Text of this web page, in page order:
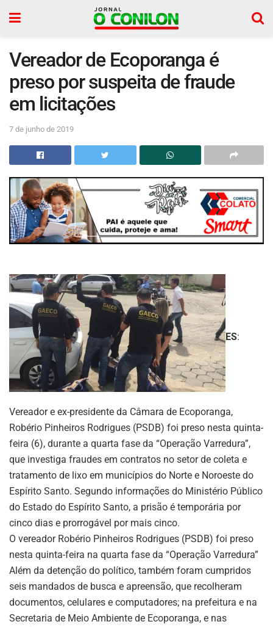
Vereador de Ecoporanga é
preso por suspeita de fraude
em licitações
7 de junho de 2019
ES:
Vereador e ex-presidente da Câmara de Ecoporanga,
Robério Pinheiros Rodrigues (PSDB) foi preso nesta quinta-
feira (6), durante a quarta fase da “Operação Varredura”,
que investiga fraudes em contratos no setor de coleta e
tratamento de lixo em municípios do Norte e Noroeste do
Espírito Santo. Segundo informações do Ministério Público
do Estado do Espírito Santo, a prisão é temporária por
cinco dias e prorrogável por mais cinco.
O vereador Robério Pinheiros Rodrigues (PSDB) foi preso
nesta quinta-feira na quarta fase da “Operação Varredura”
Além da detenção do político, também foram cumpridos
seis mandados de busca e apreensão, que recolheram
documentos, celulares e computadores; na prefeitura e na
Secretaria de Meio Ambiente de Ecoporanga, e nas